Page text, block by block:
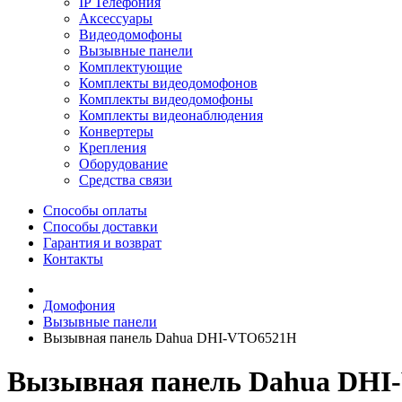
Аксессуары
Видеодомофоны
Вызывные панели
Комплектующие
Комплекты видеодомофонов
Комплекты видеодомофоны
Комплекты видеонаблюдения
Конвертеры
Крепления
Оборудование
Средства связи
Способы оплаты
Способы доставки
Гарантия и возврат
Контакты
Домофония
Вызывные панели
Вызывная панель Dahua DHI-VTO6521H
Вызывная панель Dahua